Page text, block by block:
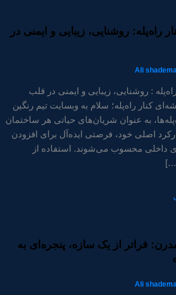
راه‌پله: روشنایی، زیبایی و ایمنی در
Ali
: روشنایی، زیبایی و ایمنی در قلب
کنار راه‌پله؛ سلام به وبسایت تیم رنگین
به عنوان شریان‌های حیاتی هر ساختمان
اصلی خود، فرصتی ایده‌آل برای افزودن
داخلی محسوب می‌شوند. استفاده از
فراتر از یک سازه، پنجره‌ای به
Ali